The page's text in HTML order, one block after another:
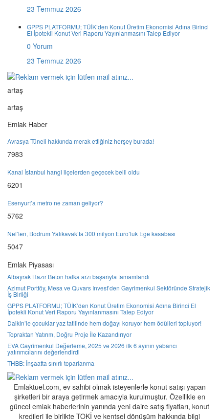
23 Temmuz 2026
GPPS PLATFORMU; TÜİK’den Konut Üretim Ekonomisi Adına Birinci
El İpotekli Konut Veri Raporu Yayınlanmasını Talep Ediyor
0 Yorum
23 Temmuz 2026
artaş
artaş
Emlak Haber
Avrasya Tüneli hakkında merak ettiğiniz herşey burada!
7983
Kanal İstanbul hangi ilçelerden geçecek belli oldu
6201
Esenyurt’a metro ne zaman geliyor?
5762
Nef’ten, Bodrum Yalıkavak’ta 300 milyon Euro’luk Ege kasabası
5047
Emlak Piyasası
Albayrak Hazır Beton halka arzı başarıyla tamamlandı
Azimut Portföy, Mesa ve Quvars Invest’den Gayrimenkul Sektöründe Stratejik
İş Birliği
GPPS PLATFORMU; TÜİK’den Konut Üretim Ekonomisi Adına Birinci El
İpotekli Konut Veri Raporu Yayınlanmasını Talep Ediyor
Daikin’le çocuklar yaz tatilinde hem doğayı koruyor hem ödülleri topluyor!
Topraktan Yatırım, Doğru Proje İle Kazandırıyor
EVA Gayrimenkul Değerleme, 2025 ve 2026 ilk 6 ayının yabancı
yatırımcılarını değerlendirdi
THBB: İnşaatta sınırlı toparlanma
Emlaktuel.com, ev sahibi olmak isteyenlerle konut satışı yapan
şirketleri bir araya getirmek amacıyla kurulmuştur. Özellikle en
güncel emlak haberlerinin yanında yeni daire satış fiyatları, konut
kredileri ile birlikte TOKİ ve kentsel dönüşüm hakkında bilgi